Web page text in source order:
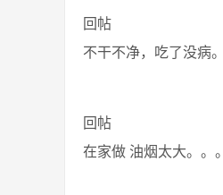
回帖
不干不净，吃了没病。
回帖
在家做 油烟太大。。。